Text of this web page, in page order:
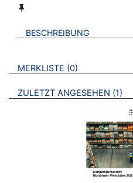
BESCHREIBUNG
VERWEISE AUF
MERKLISTE 0 BROSCHÜREN
ZULETZT ANGESEHEN 1